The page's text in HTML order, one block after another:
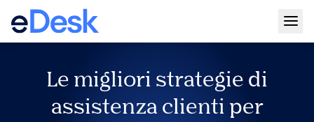
Le migliori strategie di
assistenza clienti per